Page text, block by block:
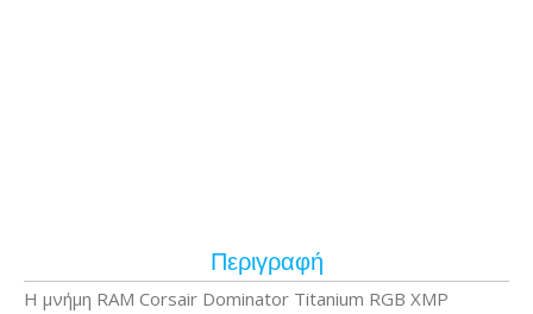
Περιγραφή
Η μνήμη RAM Corsair Dominator Titanium RGB XMP